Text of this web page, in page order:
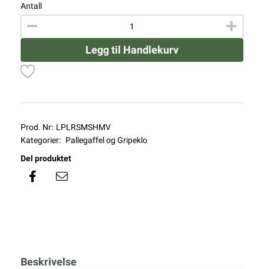
Antall
Legg til Handlekurv
Prod. Nr: LPLRSMSHMV
Kategorier: Pallegaffel og Gripeklo
Del produktet
Beskrivelse